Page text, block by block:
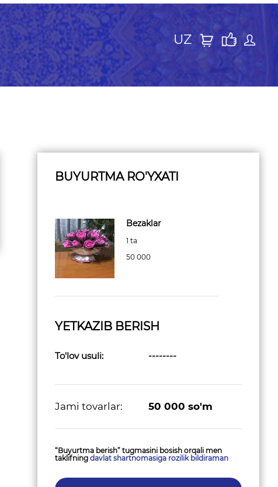
UZ
BUYURTMA RO'YXATI
Bezaklar
1 ta
50 000
YETKAZIB BERISH
To'lov usuli: --------
Jami tovarlar: 50 000 so'm
“Buyurtma berish” tugmasini bosish orqali men
taklifning davlat shartnomasiga rozilik bildiraman